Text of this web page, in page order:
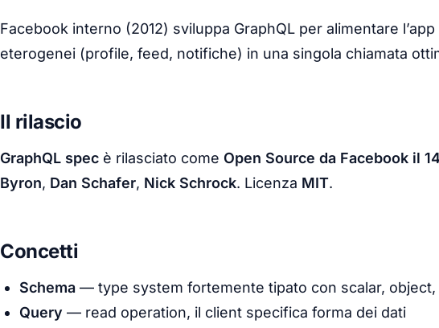
Facebook interno (2012) sviluppa GraphQL per alimentare
eterogenei (profile, feed, notifiche) in una singola chiamata
Il rilascio
GraphQL spec è rilasciato come Open Source da Facebook il
Byron, Dan Schafer, Nick Schrock. Licenza MIT.
Concetti
Schema — type system fortemente tipato con scalar,
Query — read operation, il client specifica forma dei dati